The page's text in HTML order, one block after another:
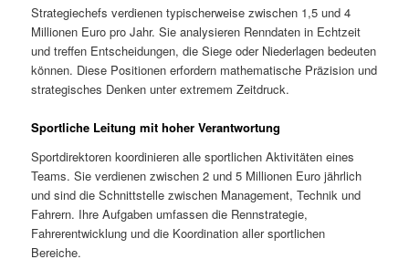
Strategiechefs verdienen typischerweise zwischen 1,5 und 4
Millionen Euro pro Jahr. Sie analysieren Renndaten in Echtzeit
und treffen Entscheidungen, die Siege oder Niederlagen bedeuten
können. Diese Positionen erfordern mathematische Präzision und
strategisches Denken unter extremem Zeitdruck.
Sportliche Leitung mit hoher Verantwortung
Sportdirektoren koordinieren alle sportlichen Aktivitäten eines
Teams. Sie verdienen zwischen 2 und 5 Millionen Euro jährlich
und sind die Schnittstelle zwischen Management, Technik und
Fahrern. Ihre Aufgaben umfassen die Rennstrategie,
Fahrerentwicklung und die Koordination aller sportlichen
Bereiche.